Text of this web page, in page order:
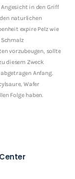
in den Griff
naturlichen
expire Pelz wie
vorzubeugen, sollte
diesem Zweck
Anfang.
Wafer
Folge haben.